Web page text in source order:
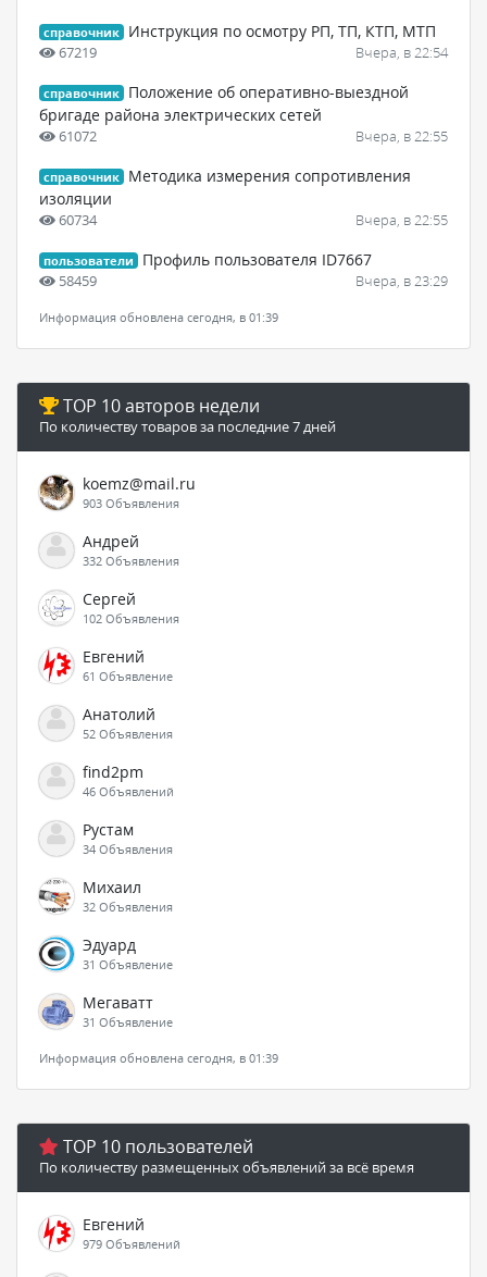
справочник Инструкция по осмотру РП, ТП, КТП, МТП
67219 Вчера, в 22:54
справочник
Положение об оперативно-выездной
бригаде района электрических сетей
61072 Вчера, в 22:55
справочник
Методика измерения сопротивления
изоляции
60734 Вчера, в 22:55
пользователи Профиль пользователя ID7667
58459 Вчера, в 23:29
Информация обновлена сегодня, в 01:39
TOP 10 авторов недели
По количеству товаров за последние 7 дней
koemz@mail.ru
903 Объявления
Андрей
332 Объявления
Сергей
102 Объявления
Евгений
61 Объявление
Анатолий
52 Объявления
find2pm
46 Объявлений
Рустам
34 Объявления
Михаил
32 Объявления
Эдуард
31 Объявление
Мегаватт
31 Объявление
Информация обновлена сегодня, в 01:39
TOP 10 пользователей
По количеству размещенных объявлений за всё время
Евгений
979 Объявлений